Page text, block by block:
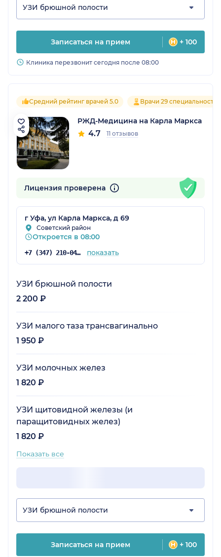
УЗИ брюшной полости
Записаться на прием + 100
Клиника перезвонит сегодня после 08:00
Средний рейтинг врачей 5.0 Врачи 29 специальностей
РЖД-Медицина на Карла Маркса
4.7 11 отзывов
Лицензия проверена
г Уфа, ул Карла Маркса, д 69
Советский район
Откроется в 08:00
+7 (347) 210-04-96 показать
УЗИ брюшной полости
2 200 ₽
УЗИ малого таза трансвагинально
1 950 ₽
УЗИ молочных желез
1 820 ₽
УЗИ щитовидной железы (и
паращитовидных желез)
1 820 ₽
Показать все
УЗИ брюшной полости
Записаться на прием + 100